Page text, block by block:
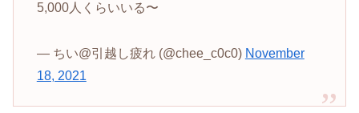
5,000人くらいいる〜
— ちい@引越し疲れ (@chee_c0c0) November
18, 2021